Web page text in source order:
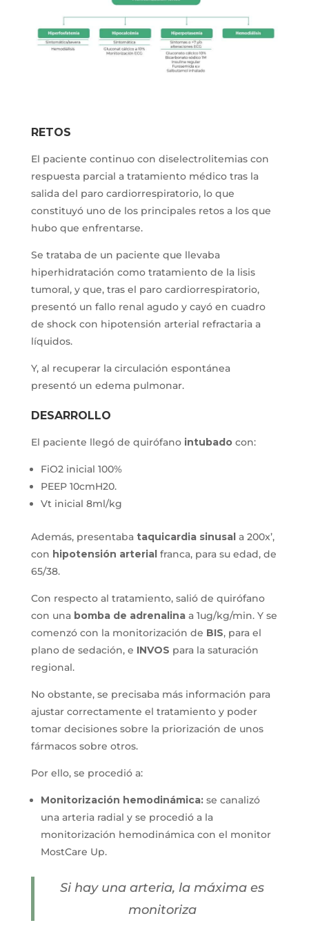
RETOS
El paciente continuo con diselectrolitemias con
respuesta parcial a tratamiento médico tras la
salida del paro cardiorrespiratorio, lo que
constituyó uno de los principales retos a los que
hubo que enfrentarse.
Se trataba de un paciente que llevaba
hiperhidratación como tratamiento de la lisis
tumoral, y que, tras el paro cardiorrespiratorio,
presentó un fallo renal agudo y cayó en cuadro
de shock con hipotensión arterial refractaria a
líquidos.
Y, al recuperar la circulación espontánea
presentó un edema pulmonar.
DESARROLLO
El paciente llegó de quirófano intubadocon:
FiO2 inicial 100%
PEEP 10cmH20.
Vt inicial 8ml/kg
Además, presentabataquicardia sinusal a 200x’,
con hipotensión arterialfranca, para su edad, de
65/38.
Con respecto al tratamiento, salió de quirófano
con unabomba de adrenalina a 1ug/kg/min. Y se
comenzó con la monitorización de BIS, para el
plano de sedación, e INVOS para la saturación
regional.
No obstante, se precisaba más información para
ajustar correctamente el tratamiento y poder
tomar decisiones sobre la priorización de unos
fármacos sobre otros.
Por ello, se procedió a:
Monitorización hemodinámica: se canalizó
una arteria radial y se procedió a la
monitorización hemodinámica con el monitor
MostCare Up.
Si hay una arteria, la máxima es
monitoriza